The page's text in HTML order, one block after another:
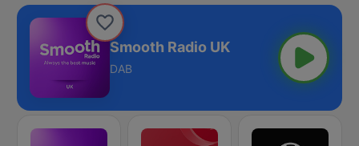
Smooth Radio UK
DAB